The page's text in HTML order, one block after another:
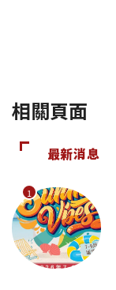
相關頁面
最新消息
1